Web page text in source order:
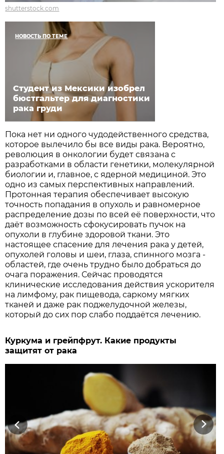
shutterstock.com
НОВОСТЬ ПО ТЕМЕ
Студент из Мексики изобрел
бюстгальтер для диагностики
рака груди
Пока нет ни одного чудодейственного средства,
которое вылечило бы все виды рака. Вероятно,
революция в онкологии будет связана с
разработками в области генетики, молекулярной
биологии и, главное, с ядерной медициной. Это
одно из самых перспективных направлений.
Протонная терапия обеспечивает высокую
точность попадания в опухоль и равномерное
распределение дозы по всей её поверхности, что
даёт возможность сфокусировать пучок на
опухоли в глубине здоровой ткани. Это
настоящее спасение для лечения рака у детей,
опухолей головы и шеи, глаза, спинного мозга -
областей, где очень трудно было добраться до
очага поражения. Сейчас проводятся
клинические исследования действия ускорителя
на лимфому, рак пищевода, саркому мягких
тканей и даже рак поджелудочной железы,
который до сих пор слабо поддаётся лечению.
Куркума и грейпфрут. Какие продукты
защитят от рака
Previous Next